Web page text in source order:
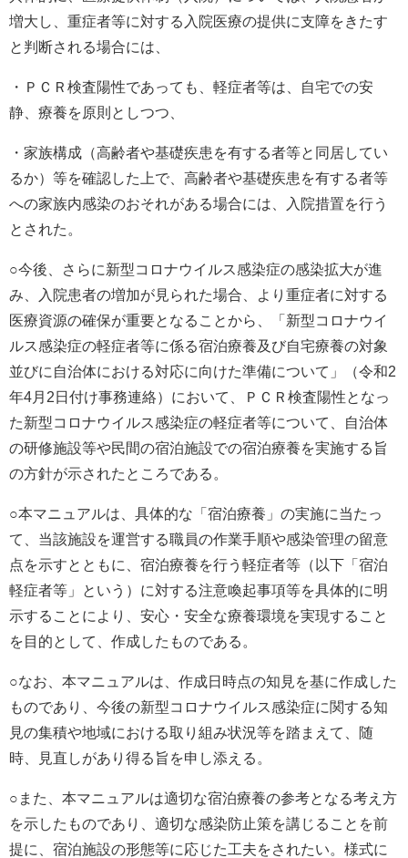
増大し、重症者等に対する入院医療の提供に支障をきたす
と判断される場合には、
・ＰＣＲ検査陽性であっても、軽症者等は、自宅での安
静、療養を原則としつつ、
・家族構成（高齢者や基礎疾患を有する者等と同居してい
るか）等を確認した上で、高齢者や基礎疾患を有する者等
への家族内感染のおそれがある場合には、入院措置を行う
とされた。
○今後、さらに新型コロナウイルス感染症の感染拡大が進
み、入院患者の増加が見られた場合、より重症者に対する
医療資源の確保が重要となることから、「新型コロナウイ
ルス感染症の軽症者等に係る宿泊療養及び自宅療養の対象
並びに自治体における対応に向けた準備について」（令和2
年4月2日付け事務連絡）において、ＰＣＲ検査陽性となっ
た新型コロナウイルス感染症の軽症者等について、自治体
の研修施設等や民間の宿泊施設での宿泊療養を実施する旨
の方針が示されたところである。
○本マニュアルは、具体的な「宿泊療養」の実施に当たっ
て、当該施設を運営する職員の作業手順や感染管理の留意
点を示すとともに、宿泊療養を行う軽症者等（以下「宿泊
軽症者等」という）に対する注意喚起事項等を具体的に明
示することにより、安心・安全な療養環境を実現すること
を目的として、作成したものである。
○なお、本マニュアルは、作成日時点の知見を基に作成した
ものであり、今後の新型コロナウイルス感染症に関する知
見の集積や地域における取り組み状況等を踏まえて、随
時、見直しがあり得る旨を申し添える。
○また、本マニュアルは適切な宿泊療養の参考となる考え方
を示したものであり、適切な感染防止策を講じることを前
提に、宿泊施設の形態等に応じた工夫をされたい。様式に